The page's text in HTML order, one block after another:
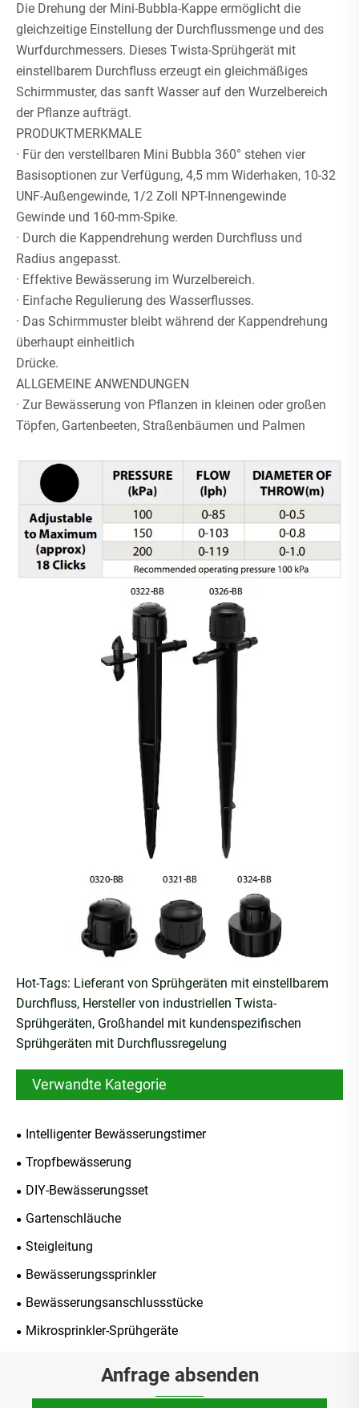
Die Drehung der Mini-Bubbla-Kappe ermöglicht die
gleichzeitige Einstellung der Durchflussmenge und des
Wurfdurchmessers. Dieses Twista-Sprühgerät mit
einstellbarem Durchfluss erzeugt ein gleichmäßiges
Schirmmuster, das sanft Wasser auf den Wurzelbereich
der Pflanze aufträgt.
PRODUKTMERKMALE
· Für den verstellbaren Mini Bubbla 360° stehen vier
Basisoptionen zur Verfügung, 4,5 mm Widerhaken, 10-32
UNF-Außengewinde, 1/2 Zoll NPT-Innengewinde
Gewinde und 160-mm-Spike.
· Durch die Kappendrehung werden Durchfluss und
Radius angepasst.
· Effektive Bewässerung im Wurzelbereich.
· Einfache Regulierung des Wasserflusses.
· Das Schirmmuster bleibt während der Kappendrehung
überhaupt einheitlich
Drücke.
ALLGEMEINE ANWENDUNGEN
· Zur Bewässerung von Pflanzen in kleinen oder großen
Töpfen, Gartenbeeten, Straßenbäumen und Palmen
Hot-Tags: Lieferant von Sprühgeräten mit einstellbarem
Durchfluss, Hersteller von industriellen Twista-
Sprühgeräten, Großhandel mit kundenspezifischen
Sprühgeräten mit Durchflussregelung
Verwandte Kategorie
Intelligenter Bewässerungstimer
Tropfbewässerung
DIY-Bewässerungsset
Gartenschläuche
Steigleitung
Bewässerungssprinkler
Bewässerungsanschlussstücke
Mikrosprinkler-Sprühgeräte
Anfrage absenden